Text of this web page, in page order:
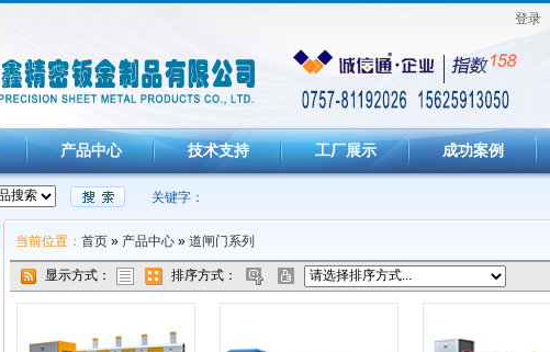
登录
产品中心 技术支持 工厂展示 成功案例
关键字：
当前位置： 首页 » 产品中心 » 道闸门系列
显示方式： 排序方式：